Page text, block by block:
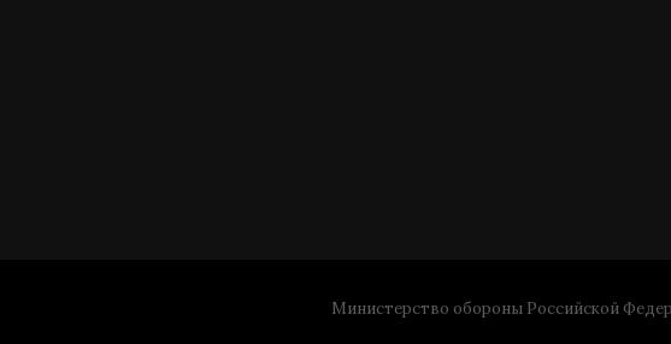
Министерство обороны Российской